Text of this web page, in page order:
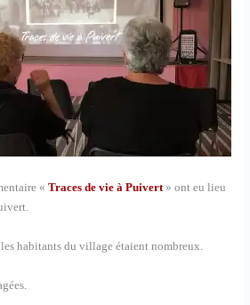
«Traces de vie à Puivert» ont eu lieu
habitants du village étaient nombreux.